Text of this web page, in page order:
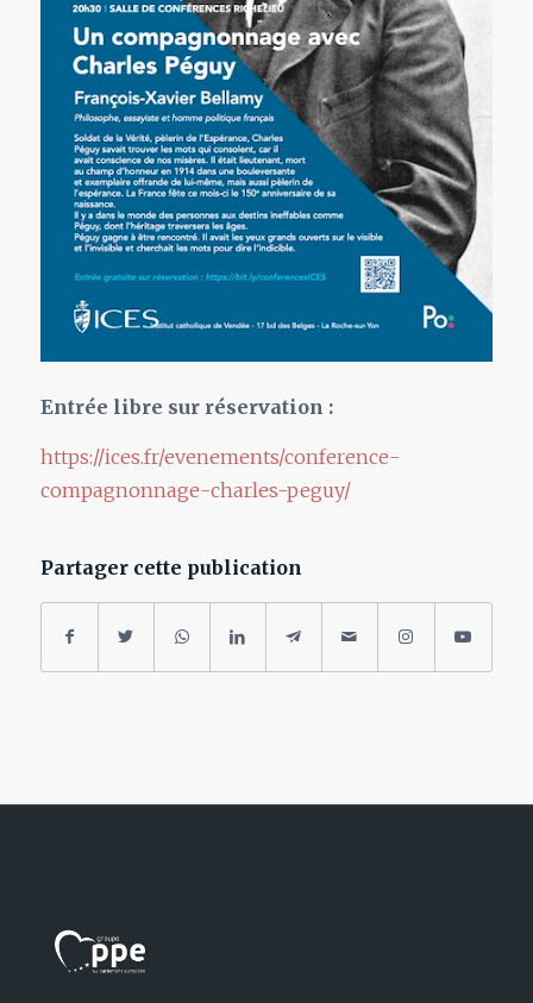
Entrée libre sur réservation :
https://ices.fr/evenements/conference-
compagnonnage-charles-peguy/
Partager cette publication